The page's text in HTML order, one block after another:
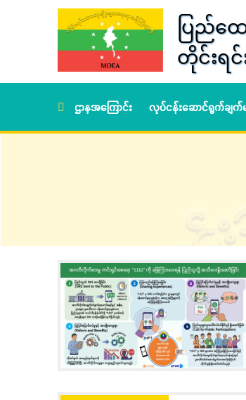
ပြည်ထ
တိုင်းရင်
ဌာနအကြောင်း လုပ်ငန်းဆောင်ရွက်ချက်မ